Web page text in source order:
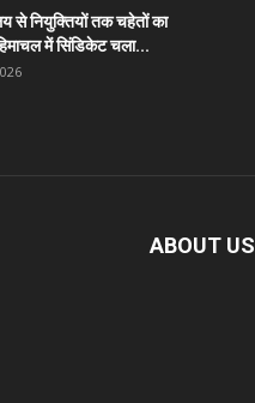
से नियुक्तियों तक चहेतों का
में सिंडिकेट चला...
ABOUT US